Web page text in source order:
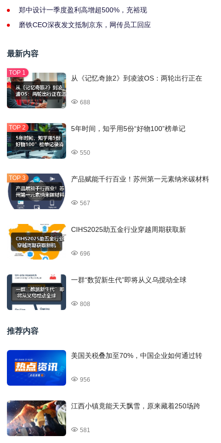
郑中设计一季度盈利高增超500%，充裕现
磨铁CEO深夜发文抵制京东，网传员工回应
最新内容
从《记忆奇旅2》到凌波OS：两轮出行正在
688
5年时间，知乎用5份“好物100”榜单记
550
产品赋能千行百业！苏州第一元素纳米碳材料
567
CIHS2025助五金行业穿越周期获取新
696
一群“数贸新生代”即将从义乌搅动全球
808
推荐内容
美国关税叠加至70%，中国企业如何通过转
956
江西小镇竟能天天飘雪，原来藏着250场跨
581